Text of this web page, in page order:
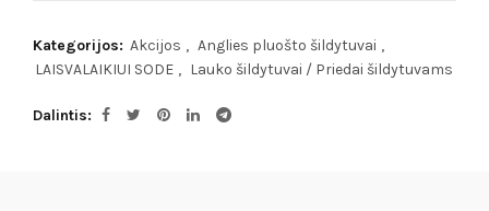
Kategorijos: Akcijos , Anglies pluošto šildytuvai ,
LAISVALAIKIUI SODE , Lauko šildytuvai / Priedai šildytuvams
Dalintis